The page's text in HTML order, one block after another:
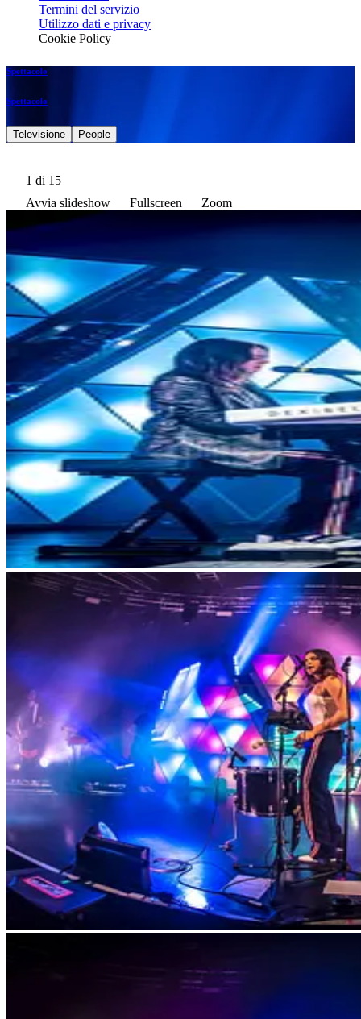
Termini del servizio
Utilizzo dati e privacy
Cookie Policy
Spettacolo
Spettacolo
Televisione People
1 di 15
Avvia slideshow
Fullscreen Zoom